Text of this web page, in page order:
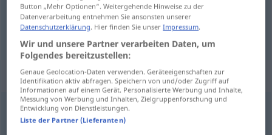
imitar nachahmen
Synonyme für "nachahmen"
kopieren,abschreiben
Button „Mehr Optionen“. Weitergehende Hinweise zu der
Datenverarbeitung entnehmen Sie ansonsten unserer
Datenschutzerklärung. Hier finden Sie unserImpressum.
Wir und unsere Partner verarbeiten Daten, um
Folgendes bereitzustellen:
Genaue Geolocation-Daten verwenden. Geräteeigenschaften zur
Identifikation aktiv abfragen. Speichern von und/oder Zugriff auf
Informationen auf einem Gerät. Personalisierte Werbung und Inhalte,
Messung von Werbung und Inhalten, Zielgruppenforschung und
Entwicklung von Dienstleistungen.
Liste der Partner (Lieferanten)